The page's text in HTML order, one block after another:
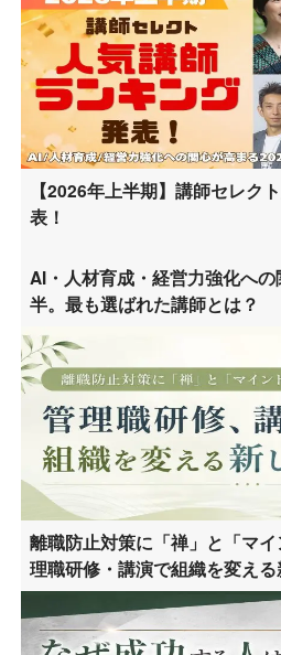
【2026年上半期】講師セレク
表！
AI・人材育成・経営力強化へ
半。最も選ばれた講師とは？
離職防止対策に「禅」と「マ
理職研修・講演で組織を変え